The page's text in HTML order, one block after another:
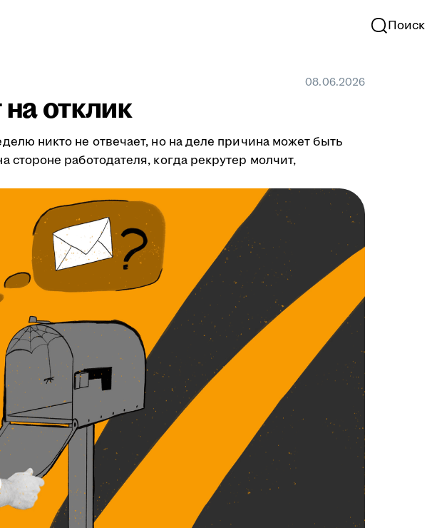
Поиск
08.06.2026
отклик
никто не отвечает, но на деле причина может быть
стороне работодателя, когда рекрутер молчит,